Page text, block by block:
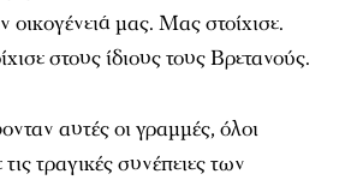
οικογένειά μας. Μας στοίχισε.
στους ίδιους τους Βρετανούς.
αυτές οι γραμμές, όλοι
τραγικές συνέπειες των